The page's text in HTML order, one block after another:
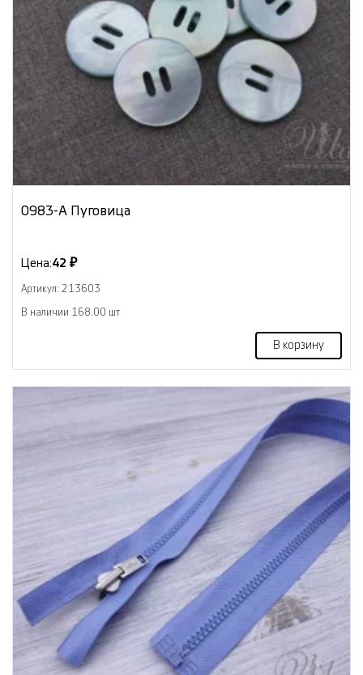
0983-А Пуговица
Цена:42 ₽
Артикул: 213603
В наличии 168.00 шт
В корзину